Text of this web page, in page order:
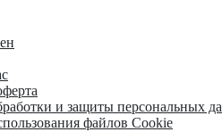
и защиты персональных
файлов Cookie